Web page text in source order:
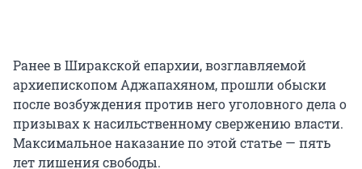
Ранее в Ширакской епархии, возглавляемой
архиепископом Аджапахяном, прошли обыски
после возбуждения против него уголовного дела о
призывах к насильственному свержению власти.
Максимальное наказание по этой статье — пять
лет лишения свободы.